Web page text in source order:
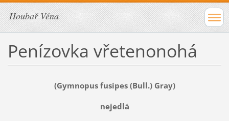
Houbař Véna
Penízovka vřetenonohá
(Gymnopus fusipes (Bull.) Gray)
nejedlá